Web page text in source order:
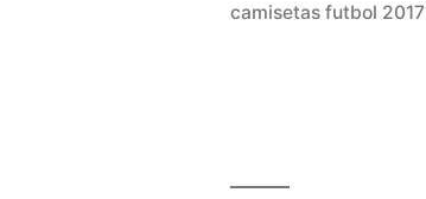
camisetas futbol 2017